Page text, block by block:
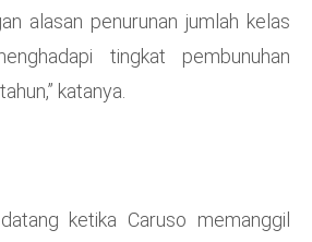
alasan penurunan jumlah kelas
tingkat pembunuhan
katanya.
ketika Caruso memanggil